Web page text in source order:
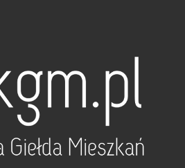
i łatwy do renowacji.
nie powinna generować
mogących zanieczyścić
zaprojektowanie budynku
i adaptacje do nowych